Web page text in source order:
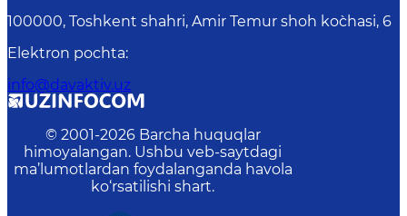
100000, Toshkent shahri, Amir Temur shoh ko`chasi, 6
Elektron pochta:
info@davaktiv.uz
© 2001-2026 Barcha huquqlar
himoyalangan. Ushbu veb-saytdagi
ma’lumotlardan foydalanganda havola
ko‘rsatilishi shart.